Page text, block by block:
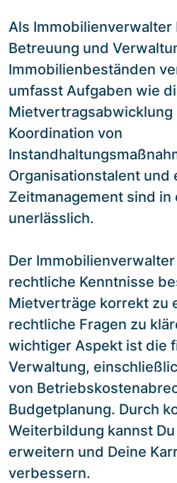
Als Immobilienverwalter
Betreuung und
Immobilienbeständen
umfasst Aufgaben wie
Mietvertragsabwicklung
Koordination von
Organisationstalent und
Zeitmanagement sind in
unerlässlich.
Der
rechtliche Kenntnisse
Mietverträge korrekt zu
rechtliche Fragen zu
wichtiger Aspekt ist die
Verwaltung,
von
Budgetplanung. Durch
Weiterbildung kannst
erweitern und Deine
verbessern.